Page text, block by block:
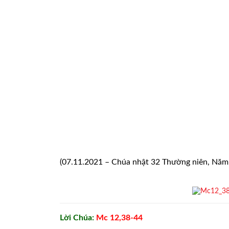
(07.11.2021 – Chúa nhật 32 Thường niên, Năm
Lời Chúa: Mc 12,38-44